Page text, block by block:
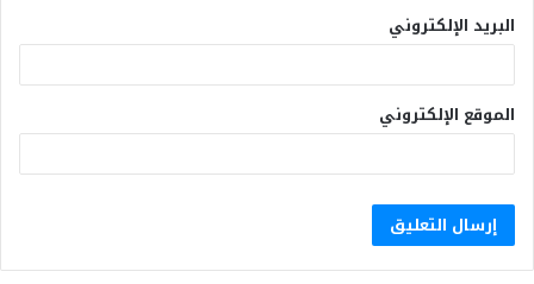
البريد الإلكتروني
الموقع الإلكتروني